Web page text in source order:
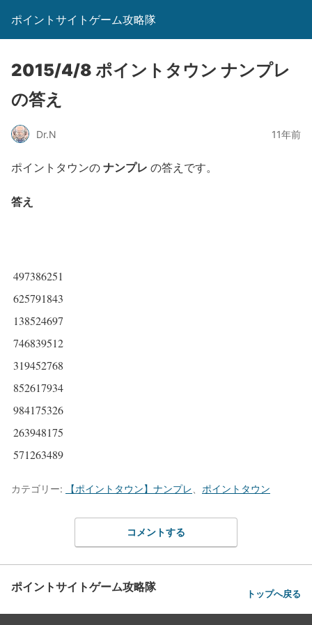
ポイントサイトゲーム攻略隊
2015/4/8 ポイントタウン ナンプレ
の答え
Dr.N 11年前
ポイントタウンのナンプレ の答えです。
答え
497386251
625791843
138524697
746839512
319452768
852617934
984175326
263948175
571263489
カテゴリー: 【ポイントタウン】ナンプレ ポイントタウン
コメントする
ポイントサイトゲーム攻略隊 トップへ戻る